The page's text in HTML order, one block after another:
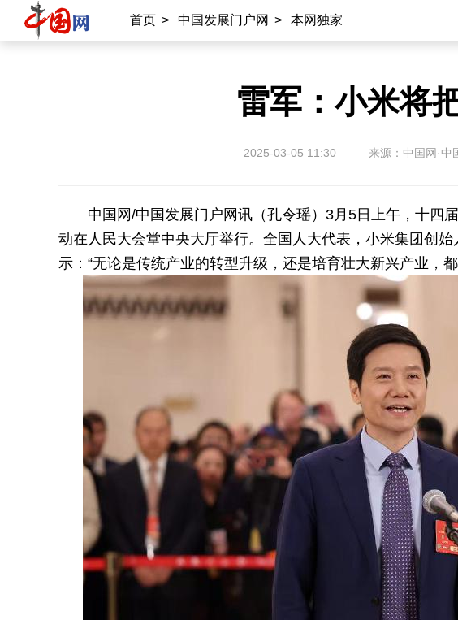
首页 > 中国发展门户网 > 本网独家
雷军：小米将
2025-03-05 11:30 来源：中国网·中
中国网/中国发展门户网讯（孔令瑶）3月5日上午，十四
动在人民大会堂中央大厅举行。全国人大代表，小米集团创
示：“无论是传统产业的转型升级，还是培育壮大新兴产业，